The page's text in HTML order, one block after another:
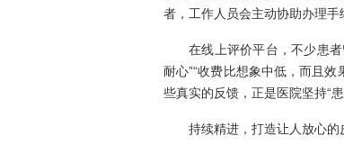
者，工作人员会主动协助办理手
在线上评价平台，不少患
耐心”“收费比想象中低，而且
些真实的反馈，正是医院坚持“
持续精进，打造让人放心的